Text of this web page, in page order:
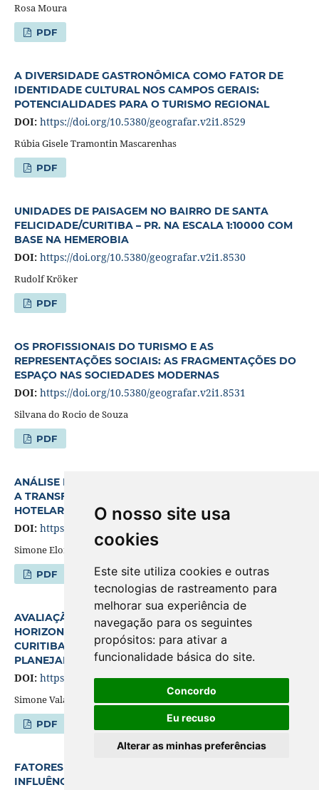
O nosso site usa
cookies
Este site utiliza cookies e outras
tecnologias de rastreamento para
melhorar sua experiência de
navegação para os seguintes
propósitos: para ativar a
funcionalidade básica do site.
Concordo
Eu recuso
Alterar as minhas preferências
Rosa Moura
PDF
A DIVERSIDADE GASTRONÔMICA COMO FATOR DE
IDENTIDADE CULTURAL NOS CAMPOS GERAIS:
POTENCIALIDADES PARA O TURISMO REGIONAL
DOI: https://doi.org/10.5380/geografar.v2i1.8529
Rúbia Gisele Tramontin Mascarenhas
PDF
UNIDADES DE PAISAGEM NO BAIRRO DE SANTA
FELICIDADE/CURITIBA – PR. NA ESCALA 1:10000 COM
BASE NA HEMEROBIA
DOI: https://doi.org/10.5380/geografar.v2i1.8530
Rudolf Kröker
PDF
OS PROFISSIONAIS DO TURISMO E AS
REPRESENTAÇÕES SOCIAIS: AS FRAGMENTAÇÕES DO
ESPAÇO NAS SOCIEDADES MODERNAS
DOI: https://doi.org/10.5380/geografar.v2i1.8531
Silvana do Rocio de Souza
PDF
ANÁLISE DO PLANEJAMENTO URBANO DE CURITIBA E
A TRANSFORMAÇÃO ESPAÇO - TEMPORAL DA
HOTELARIA
DOI: https://doi.org/10.5380/geografar.v2i1.8532
Simone Eloisa Villanueva de Castro Ramos
PDF
AVALIAÇÃO DOS CONDOMÍNIOS RESIDENCIAIS
HORIZONTAIS NO BAIRRO DE SANTA FELICIDADE -
CURITIBA/PR COM BASE NOS PRINCÍPIOS DO
PLANEJAMENTO DA PAISAGEM
DOI: https://doi.org/10.5380/geografar.v2i1.8533
Simone Valaski
PDF
FATORES SÓCIO-ECONÔMICOS E AMBIENTAIS E SUA
INFLUÊNCIA NAS DOENÇAS RESPIRATÓRIAS -